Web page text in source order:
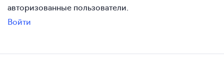
авторизованные пользователи.
Войти